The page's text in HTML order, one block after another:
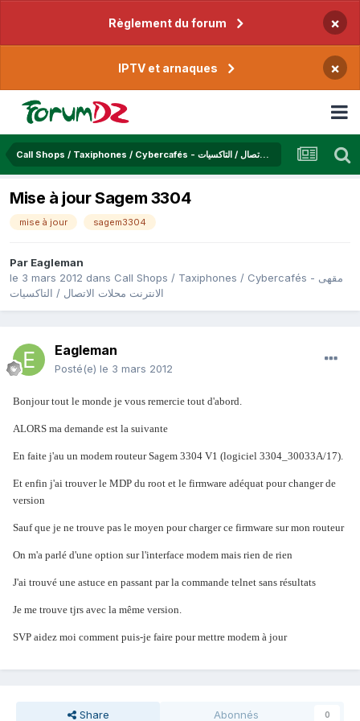
Règlement du forum ×
IPTV et arnaques ×
Call Shops / Taxiphones / Cybercafés - مقهى الانترنت محلات الاتصال / التاكسيات
Mise à jour Sagem 3304
mise à jour sagem3304
Par Eagleman
le 3 mars 2012 dans Call Shops / Taxiphones / Cybercafés - مقهى
الانترنت محلات الاتصال / التاكسيات
Eagleman
Posté(e) le 3 mars 2012
Bonjour tout le monde je vous remercie tout d'abord.
ALORS ma demande est la suivante
En faite j'au un modem routeur Sagem 3304 V1 (logiciel 3304_30033A/17).
Et enfin j'ai trouver le MDP du root et le firmware adéquat pour changer de
version
Sauf que je ne trouve pas le moyen pour charger ce firmware sur mon routeur
On m'a parlé d'une option sur l'interface modem mais rien de rien
J'ai trouvé une astuce en passant par la commande telnet sans résultats
Je me trouve tjrs avec la même version.
SVP aidez moi comment puis-je faire pour mettre modem à jour
Share Abonnés 0